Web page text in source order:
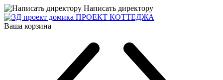
Написать директору
ПРОЕКТ КОТТЕДЖА
Ваша корзина